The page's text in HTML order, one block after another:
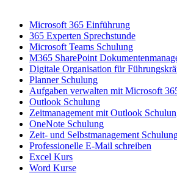
Microsoft 365 Einführung
365 Experten Sprechstunde
Microsoft Teams Schulung
M365 SharePoint
Digitale Organisation für
Planner Schulung
Aufgaben verwalten mit Microsoft
Outlook Schulung
Zeitmanagement mit Outlook
OneNote Schulung
Zeit- und Selbstmanagement
Professionelle E-Mail schreiben
Excel Kurs
Word Kurse